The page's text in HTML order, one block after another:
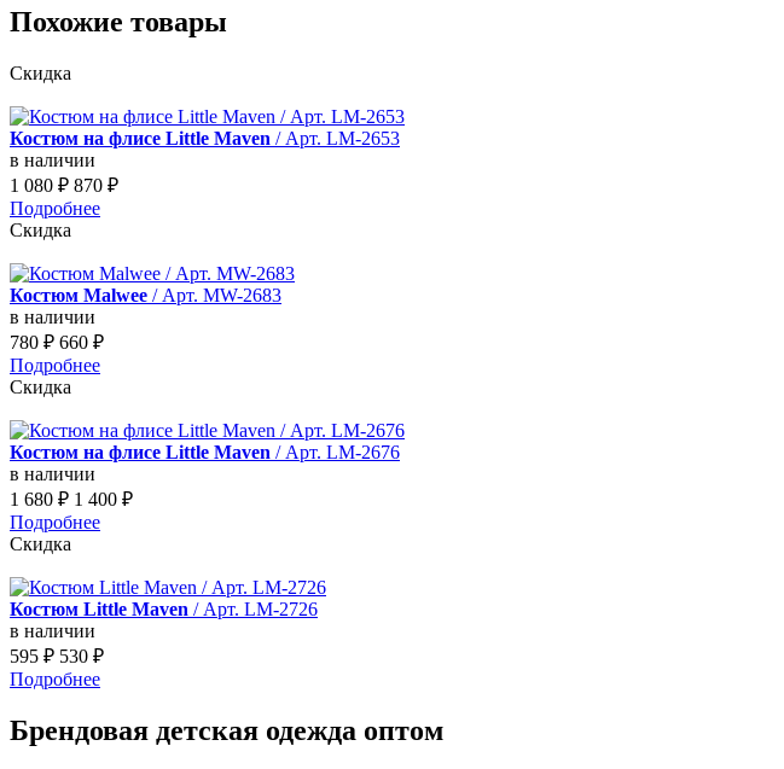
Похожие товары
Скидка
Костюм на флисе Little Maven / Арт. LM-2653
в наличии
1 080 ₽ 870 ₽
Подробнее
Скидка
Костюм Malwee / Арт. MW-2683
в наличии
780 ₽ 660 ₽
Подробнее
Скидка
Костюм на флисе Little Maven / Арт. LM-2676
в наличии
1 680 ₽ 1 400 ₽
Подробнее
Скидка
Костюм Little Maven / Арт. LM-2726
в наличии
595 ₽ 530 ₽
Подробнее
Брендовая детская одежда оптом